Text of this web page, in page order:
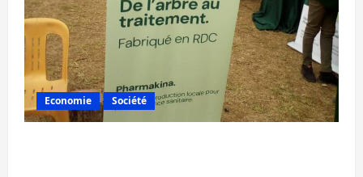
Economie Société